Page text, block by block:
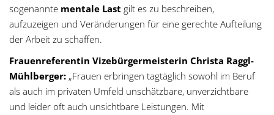
sogenannte mentale Last gilt es zu beschreiben,
aufzuzeigen und Veränderungen für eine gerechte Aufteilung
der Arbeit zu schaffen.
Frauenreferentin Vizebürgermeisterin Christa Raggl-
Mühlberger: „Frauen erbringen tagtäglich sowohl im Beruf
als auch im privaten Umfeld unschätzbare, unverzichtbare
und leider oft auch unsichtbare Leistungen. Mit